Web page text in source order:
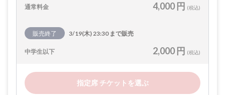
通常料金 4,000 円 (税込)
販売終了 3/19(木) 23:30 まで販売
中学生以下 2,000 円 (税込)
指定席 チケットを選ぶ